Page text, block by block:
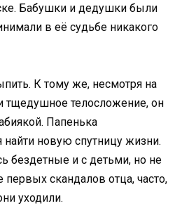
Бабушки и дедушки были
в её судьбе никакого
К тому же, несмотря на
тщедушное телосложение, он
Папенька
найти новую спутницу жизни.
бездетные и с детьми, но не
скандалов отца, часто,
уходили.